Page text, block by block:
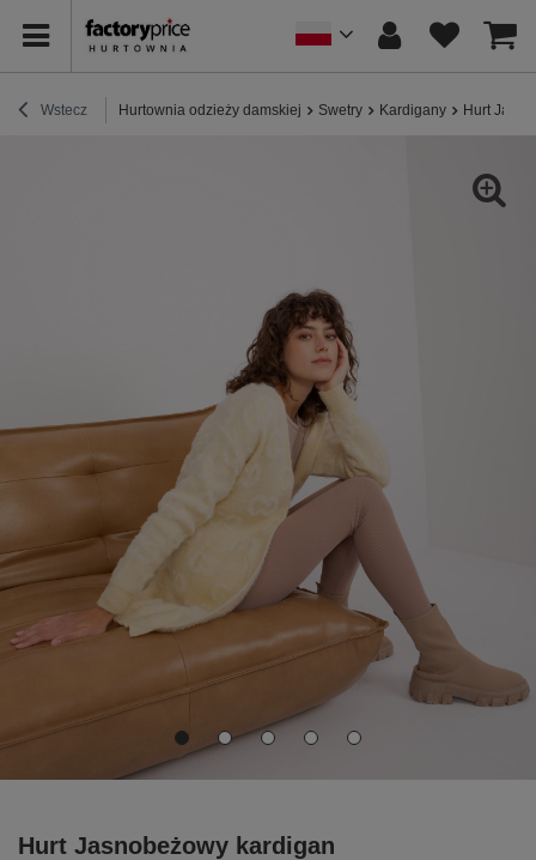
Wstecz Hurtownia odzieży damskiej Swetry Kardigany Hurt
Hurt Jasnobeżowy kardigan